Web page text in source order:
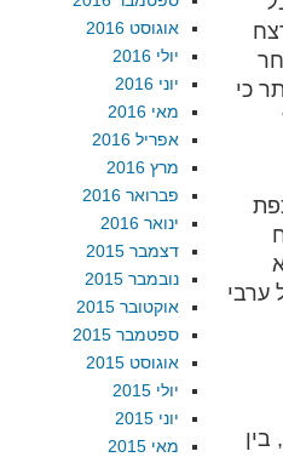
כי
אוגוסט 2016
יולי 2016
יוני 2016
מאי 2016
אפריל 2016
מרץ 2016
פברואר 2016
ינואר 2016
דצמבר 2015
נובמבר 2015
אוקטובר 2015
ספטמבר 2015
אוגוסט 2015
יולי 2015
יוני 2015
מאי 2015